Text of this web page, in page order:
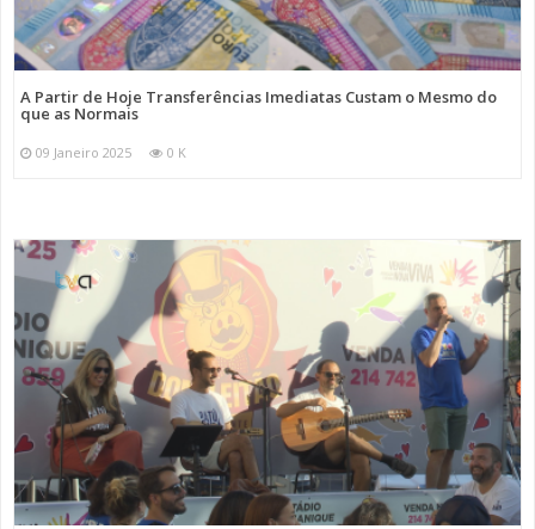
A Partir de Hoje Transferências Imediatas Custam o Mesmo do
que as Normais
09 Janeiro 2025 0 K